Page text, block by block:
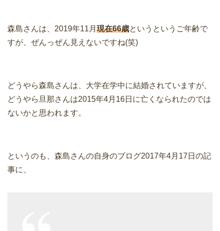
森島さんは、2019年11月 現在66歳というというご年齢で
すが、ぜんっぜん見えないですね(笑)
どうやら森島さんは、大学在学中に結婚されていますが、
どうやら旦那さんは2015年4月16日に亡くなられたのでは
ないかと思われます。
というのも、森島さんの自身のブログ2017年4月17日の記
事に、